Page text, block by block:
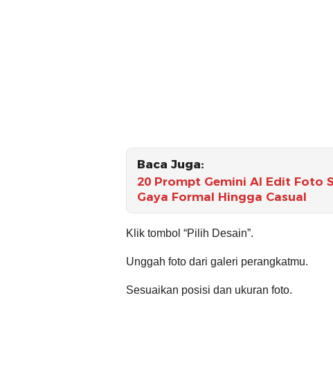
Baca Juga:
20 Prompt Gemini AI Edit Foto
Gaya Formal Hingga Casual
Klik tombol “Pilih Desain”.
Unggah foto dari galeri perangkatmu.
Sesuaikan posisi dan ukuran foto.